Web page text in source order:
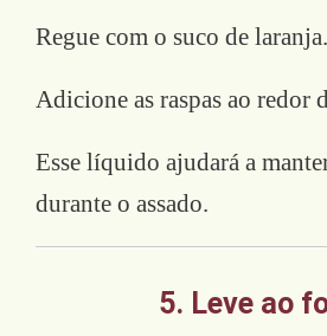
Regue com o suco de laranja.
Adicione as raspas ao redor
Esse líquido ajudará a
durante o assado.
5. Leve ao